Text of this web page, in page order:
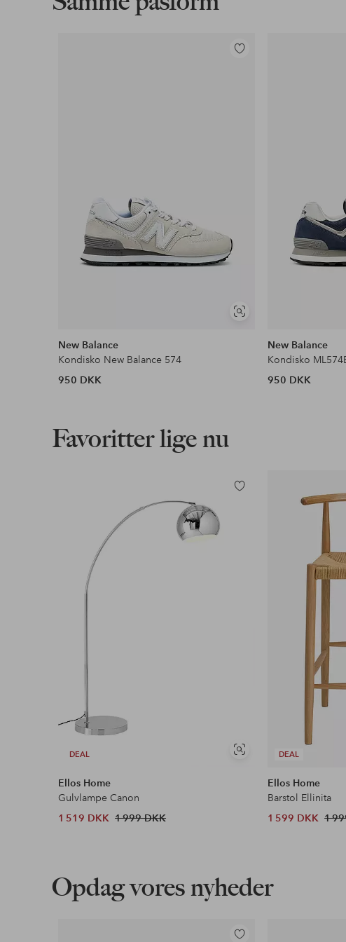
Se
Tilføj
New Balance
Kondisko New Balance 574
950 DKK
New Balance
Kondisko
950 DKK
Favoritter lige nu
DEAL
Se
Tilføj
Ellos Home
Gulvlampe Canon
1 519 DKK 1 999 DKK
DEAL
Ellos Home
Barstol Ellinita
1 599 DKK 1
Opdag vores nyheder